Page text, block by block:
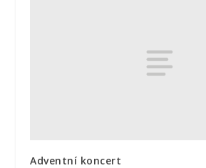
Adventní koncert